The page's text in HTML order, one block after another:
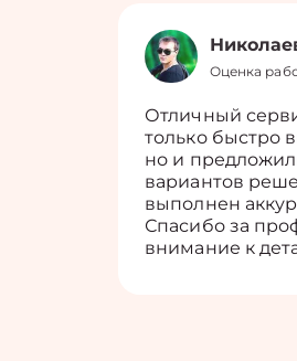
Оценка
Отличный
только быстро
но и
вариантов
выполнен
Спасибо за
внимание к